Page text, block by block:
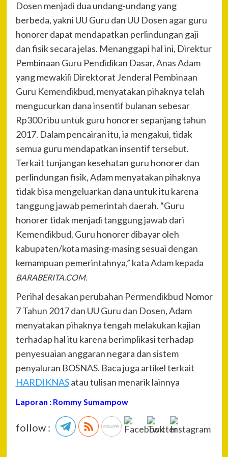
Dosen menjadi dua undang-undang yang
berbeda, yakni UU Guru dan UU Dosen agar guru
honorer dapat mendapatkan perlindungan gaji
dan fisik secara jelas. Menanggapi hal ini, Direktur
Pembinaan Guru Pendidikan Dasar, Anas Adam
yang mewakili Direktorat Jenderal Pembinaan
Guru Kemendikbud, menyatakan pihaknya telah
mengucurkan dana insentif bulanan sebesar
Rp300 ribu untuk guru honorer sepanjang tahun
2017. Dalam pencairan itu, ia mengakui, tidak
semua guru mendapatkan insentif tersebut.
Terkait tunjangan kesehatan guru honorer dan
perlindungan fisik, Adam menyatakan pihaknya
tidak bisa mengeluarkan dana untuk itu karena
tanggung jawab pemerintah daerah. “Guru
honorer tidak menjadi tanggung jawab dari
Kemendikbud. Guru honorer dibayar oleh
kabupaten/kota masing-masing sesuai dengan
kemampuan pemerintahnya,” kata Adam kepada
BARABERITA.COM.
Perihal desakan perubahan Permendikbud Nomor
7 Tahun 2017 dan UU Guru dan Dosen, Adam
menyatakan pihaknya tengah melakukan kajian
terhadap hal itu karena berimplikasi terhadap
penyesuaian anggaran negara dan sistem
penyaluran BOSNAS. Baca juga artikel terkait
HARDIKNASatau tulisan menarik lainnya
Laporan : Rommy Sumampow
follow :